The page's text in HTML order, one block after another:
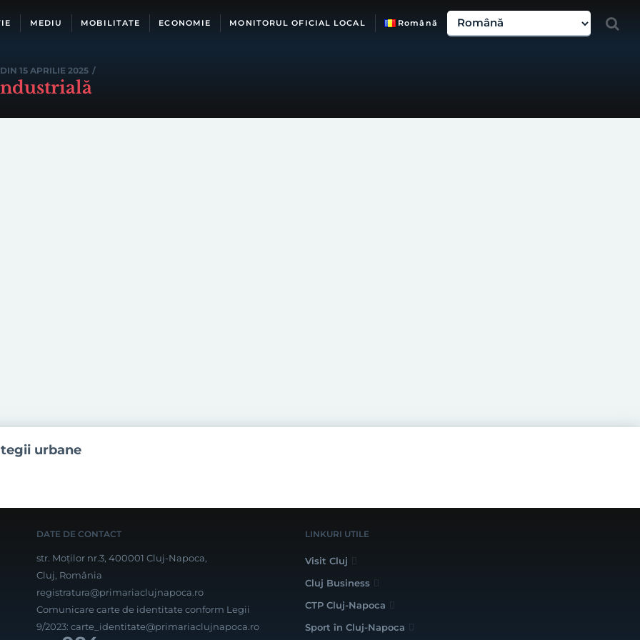
MEDIU MOBILITATE ECONOMIE MONITORUL OFICIAL LOCAL Română
15 APRILIE 2025 /
urbane
DATE DE CONTACT
str. Moților nr.3, 400001 Cluj-Napoca,
Cluj, România
registratura@primariaclujnapoca.ro
Comunicare carte de identitate conform Legii
9/2023: carte_identitate@primariaclujnapoca.ro
LINKURI UTILE
Visit Cluj
Cluj Business
CTP Cluj-Napoca
Sport în Cluj-Napoca